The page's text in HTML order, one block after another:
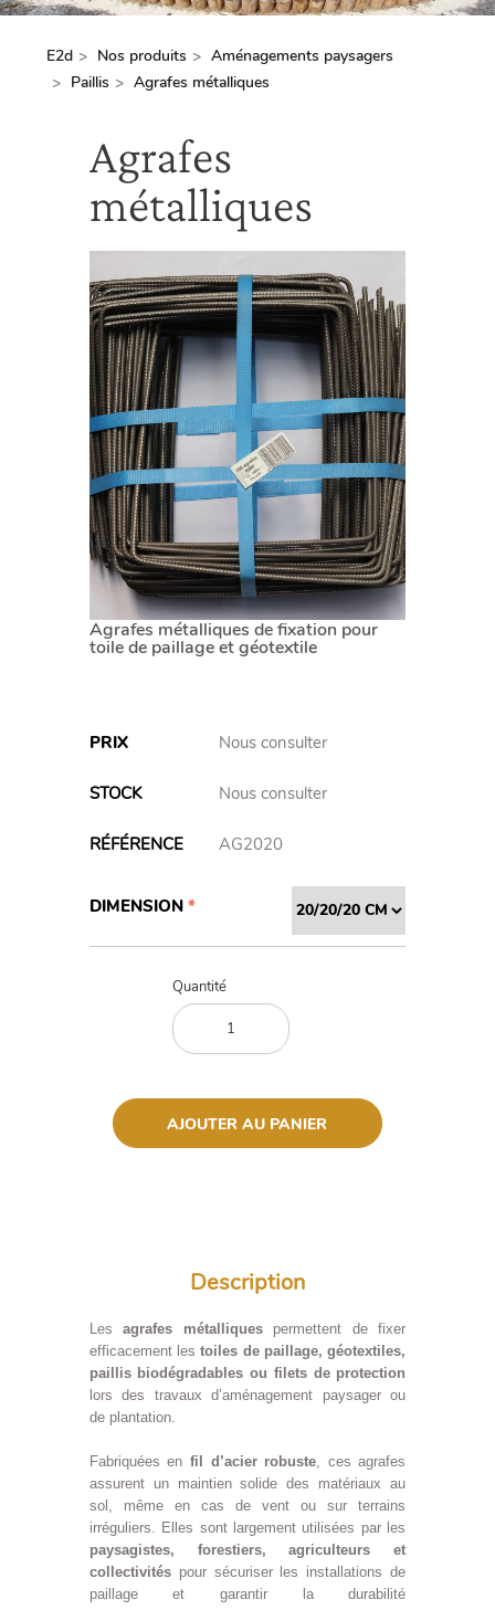
Fil
E2d Nos produits
Aménagements paysagers
Paillis
Agrafes métalliques
Agrafes
métalliques
Agrafes métalliques de fixation pour
toile de paillage et géotextile
PRIX Nous consulter
STOCK Nous consulter
RÉFÉRENCE AG2020
DIMENSION
Quantité
Description
Description
Lesagrafes métalliquespermettent de fixer
efficacement lestoiles de paillage, géotextiles,
paillis biodégradables ou filets de protection
lors des travaux d’aménagement paysager ou
de plantation.
Fabriquées en fil d’acier robuste , ces agrafes
assurent un maintien solide des matériaux au
sol, même en cas de vent ou sur terrains
irréguliers. Elles sont largement utilisées par les
paysagistes, forestiers, agriculteurs et
collectivitéspour sécuriser les installations de
paillage et garantir la durabilité